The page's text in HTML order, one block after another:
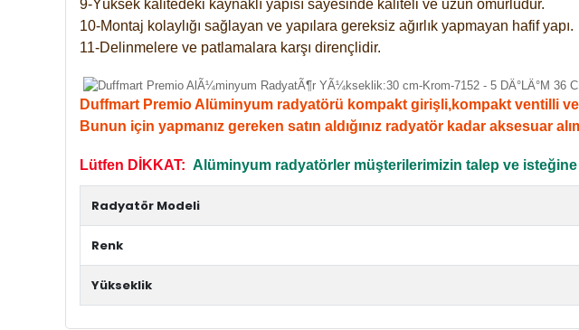
9-Yüksek kalitedeki kaynaklı yapısı sayesinde kaliteli ve uzun ömürlüdür.
10-Montaj kolaylığı sağlayan ve yapılara gereksiz ağırlık yapmayan hafif yapı.
11-Delinmelere ve patlamalara karşı dirençlidir.
Duffmart Premio Alüminyum radyatörü kompakt girişli,kompakt ventilli
Bunun için yapmanız gereken satın aldığınız radyatör kadar aksesuar
Lütfen DİKKAT: Alüminyum radyatörler müşterilerimizin talep ve
Radyatör Modeli
Renk
Yükseklik